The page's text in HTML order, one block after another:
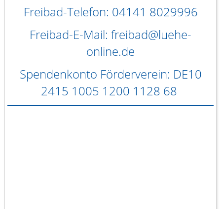
Freibad-Telefon: 04141 8029996
Freibad-E-Mail: freibad@luehe-
online.de
Spendenkonto Förderverein: DE10
2415 1005 1200 1128 68